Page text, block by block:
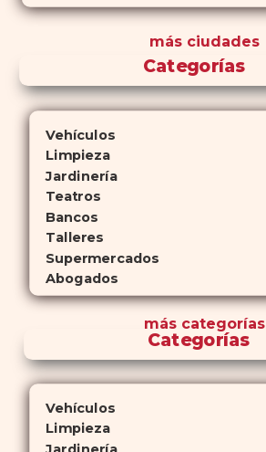
más ciudades
Categorías
Vehículos
Limpieza
Jardinería
Teatros
Bancos
Talleres
Supermercados
Abogados
máscategorías
Categorías
Vehículos
Limpieza